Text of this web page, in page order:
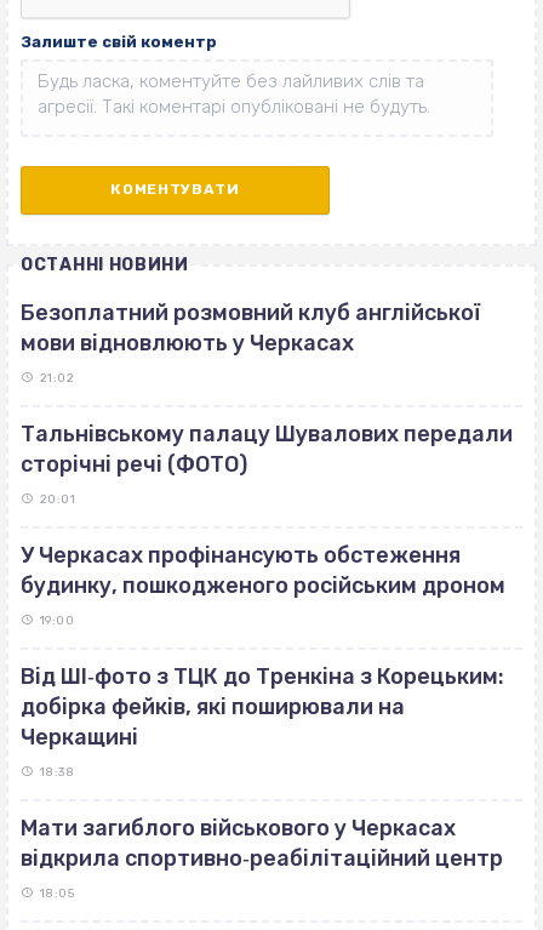
Залиште свій коментр
ОСТАННІ НОВИНИ
Безоплатний розмовний клуб англійської
мови відновлюють у Черкасах
21:02
Тальнівському палацу Шувалових передали
сторічні речі (ФОТО)
20:01
У Черкасах профінансують обстеження
будинку, пошкодженого російським дроном
19:00
Від ШІ‐фото з ТЦК до Тренкіна з Корецьким:
добірка фейків, які поширювали на
Черкащині
18:38
Мати загиблого військового у Черкасах
відкрила спортивно‐реабілітаційний центр
18:05